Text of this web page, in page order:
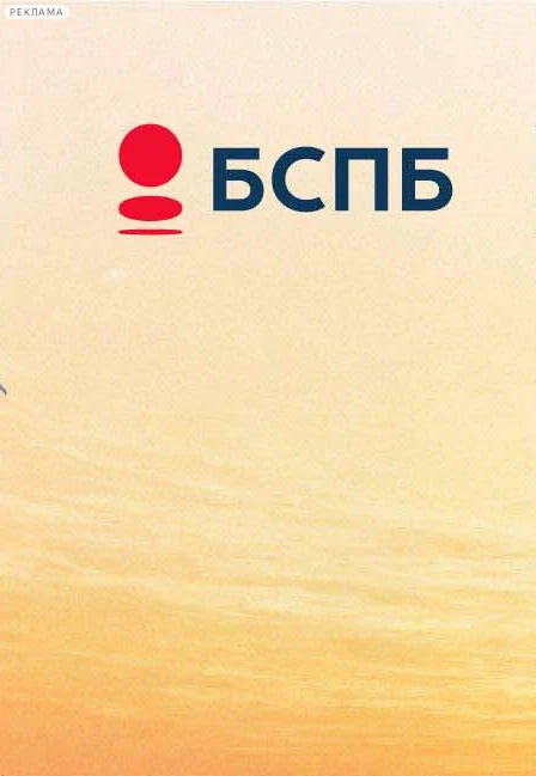
РЕКЛАМА
Сегодня:
2026.08.08
02:56
Афиша Plus